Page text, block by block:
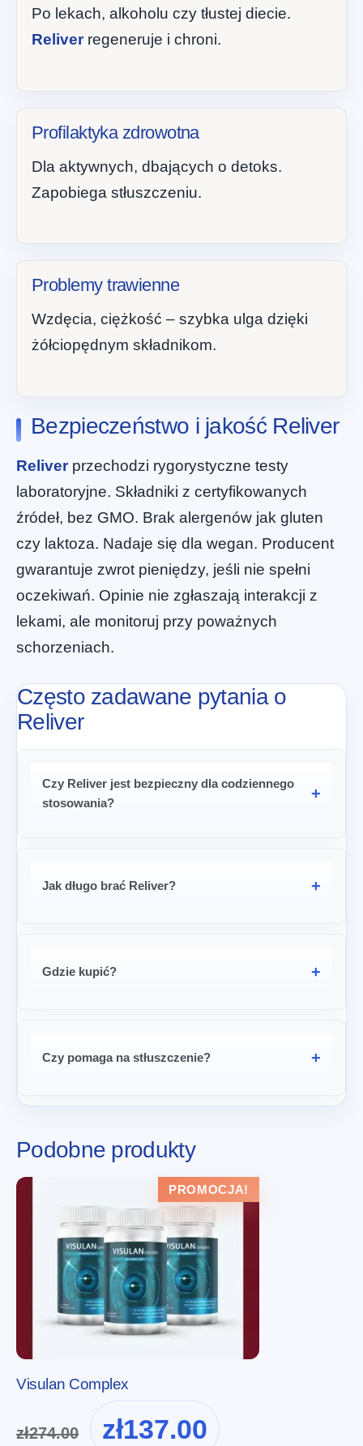
Po lekach, alkoholu czy tłustej diecie.
Reliverregeneruje i chroni.
Profilaktyka zdrowotna
Dla aktywnych, dbających o detoks.
Zapobiega stłuszczeniu.
Problemy trawienne
Wzdęcia, ciężkość – szybka ulga dzięki
żółciopędnym składnikom.
Bezpieczeństwo i jakość Reliver
Reliverprzechodzi rygorystyczne testy
laboratoryjne. Składniki z certyfikowanych
źródeł, bez GMO. Brak alergenów jak gluten
czy laktoza. Nadaje się dla wegan. Producent
gwarantuje zwrot pieniędzy, jeśli nie spełni
oczekiwań. Opinie nie zgłaszają interakcji z
lekami, ale monitoruj przy poważnych
schorzeniach.
Często zadawane pytania o
Reliver
Czy Reliver jest bezpieczny dla codziennego
stosowania?
Jak długo brać Reliver?
Gdzie kupić?
Czy pomaga na stłuszczenie?
Podobne produkty
PROMOCJA!
Visulan Complex
zł274.00
Pierwotna
cena
zł137.00
cena